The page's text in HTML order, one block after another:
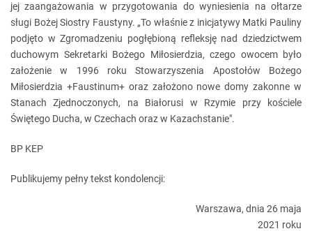
jej zaangażowania w przygotowania do wyniesienia na ołtarze
sługi Bożej Siostry Faustyny. „To właśnie z inicjatywy Matki Pauliny
podjęto w Zgromadzeniu pogłębioną refleksję nad dziedzictwem
duchowym Sekretarki Bożego Miłosierdzia, czego owocem było
założenie w 1996 roku Stowarzyszenia Apostołów Bożego
Miłosierdzia +Faustinum+ oraz założono nowe domy zakonne w
Stanach Zjednoczonych, na Białorusi w Rzymie przy kościele
Świętego Ducha, w Czechach oraz w Kazachstanie".
BP KEP
Publikujemy pełny tekst kondolencji:
Warszawa, dnia 26 maja
2021 roku